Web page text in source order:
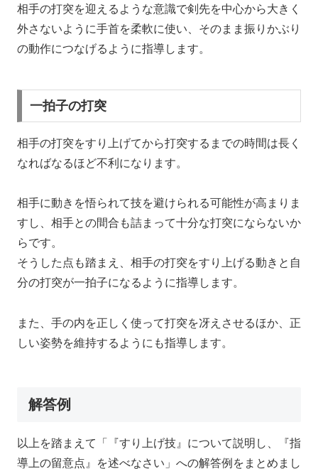
相手の打突を迎えるような意識で剣先を中心から大きく
外さないように手首を柔軟に使い、そのまま振りかぶり
の動作につなげるように指導します。
一拍子の打突
相手の打突をすり上げてから打突するまでの時間は長く
なればなるほど不利になります。
相手に動きを悟られて技を避けられる可能性が高まりま
すし、相手との間合も詰まって十分な打突にならないか
らです。
そうした点も踏まえ、相手の打突をすり上げる動きと自
分の打突が一拍子になるように指導します。
また、手の内を正しく使って打突を冴えさせるほか、正
しい姿勢を維持するようにも指導します。
解答例
以上を踏まえて「『すり上げ技』について説明し、『指
導上の留意点』を述べなさい」への解答例をまとめまし